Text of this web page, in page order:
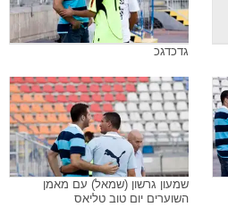
גדכדגכ
שמעון גרשון (שמאל) עם מאמן
השוערים יום טוב טליאס